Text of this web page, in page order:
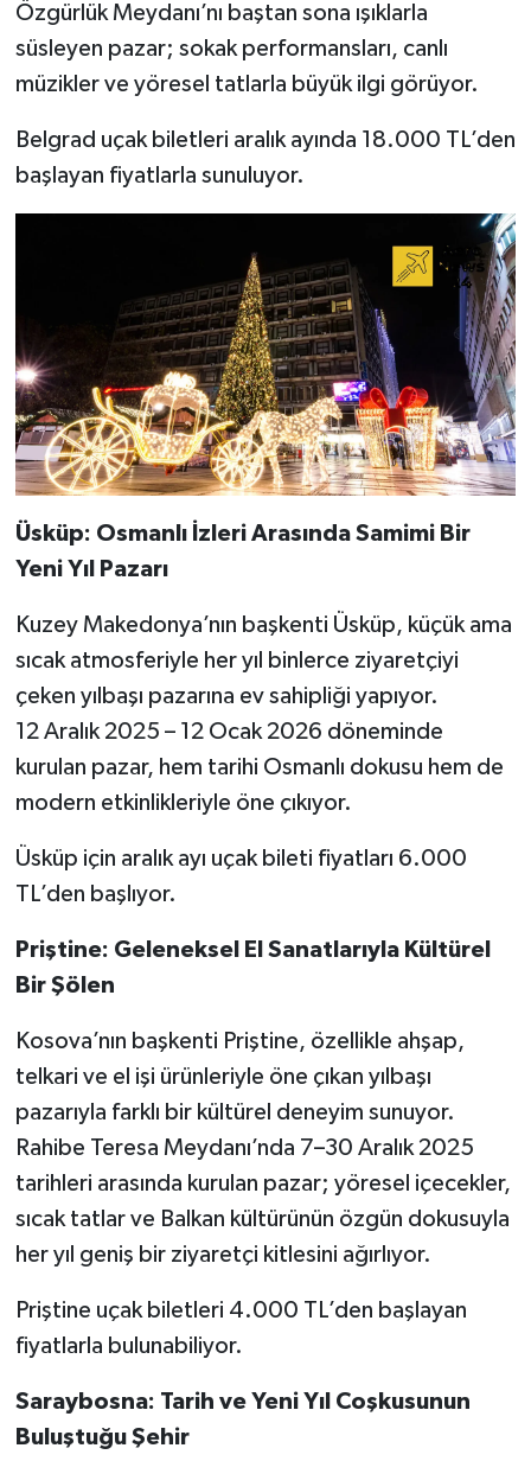
Özgürlük Meydanı’nı baştan sona ışıklarla
süsleyen pazar; sokak performansları, canlı
müzikler ve yöresel tatlarla büyük ilgi görüyor.
Belgrad uçak biletleri aralık ayında 18.000 TL’den
başlayan fiyatlarla sunuluyor.
Üsküp: Osmanlı İzleri Arasında Samimi Bir
Yeni Yıl Pazarı
Kuzey Makedonya’nın başkenti Üsküp, küçük ama
sıcak atmosferiyle her yıl binlerce ziyaretçiyi
çeken yılbaşı pazarına ev sahipliği yapıyor.
12 Aralık 2025 – 12 Ocak 2026 döneminde
kurulan pazar, hem tarihi Osmanlı dokusu hem de
modern etkinlikleriyle öne çıkıyor.
Üsküp için aralık ayı uçak bileti fiyatları 6.000
TL’den başlıyor.
Priştine: Geleneksel El Sanatlarıyla Kültürel
Bir Şölen
Kosova’nın başkenti Priştine, özellikle ahşap,
telkari ve el işi ürünleriyle öne çıkan yılbaşı
pazarıyla farklı bir kültürel deneyim sunuyor.
Rahibe Teresa Meydanı’nda 7–30 Aralık 2025
tarihleri arasında kurulan pazar; yöresel içecekler,
sıcak tatlar ve Balkan kültürünün özgün dokusuyla
her yıl geniş bir ziyaretçi kitlesini ağırlıyor.
Priştine uçak biletleri 4.000 TL’den başlayan
fiyatlarla bulunabiliyor.
Saraybosna: Tarih ve Yeni Yıl Coşkusunun
Buluştuğu Şehir